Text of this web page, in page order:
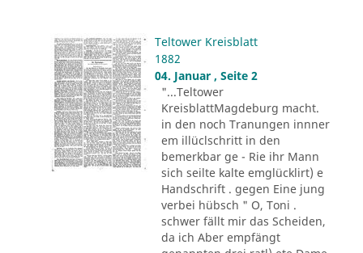
Teltower Kreisblatt
1882
04. Januar , Seite 2
"...Teltower
KreisblattMagdeburg macht.
in den noch Tranungen innner
em illüclschritt in den
bemerkbar ge - Rie ihr Mann
sich seilte kalte emglücklirt) e
Handschrift . gegen Eine jung
verbei hübsch " O, Toni .
schwer fällt mir das Scheiden,
da ich Aber empfängt